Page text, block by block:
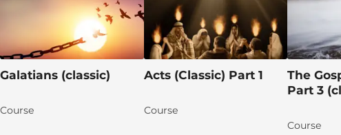
Galatians (classic)
Course
Acts (Classic) Part 1
Course
The
Part 3
Course